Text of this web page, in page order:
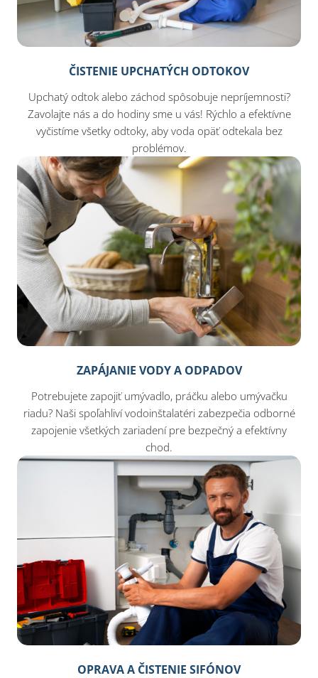
ČISTENIE UPCHATÝCH ODTOKOV
Upchatý odtok alebo záchod spôsobuje nepríjemnosti?
Zavolajte nás a do hodiny sme u vás! Rýchlo a efektívne
vyčistíme všetky odtoky, aby voda opäť odtekala bez
problémov.
ZAPÁJANIE VODY A ODPADOV
Potrebujete zapojiť umývadlo, práčku alebo umývačku
riadu? Naši spoľahliví vodoinštalatéri zabezpečia odborné
zapojenie všetkých zariadení pre bezpečný a efektívny
chod.
OPRAVA A ČISTENIE SIFÓNOV